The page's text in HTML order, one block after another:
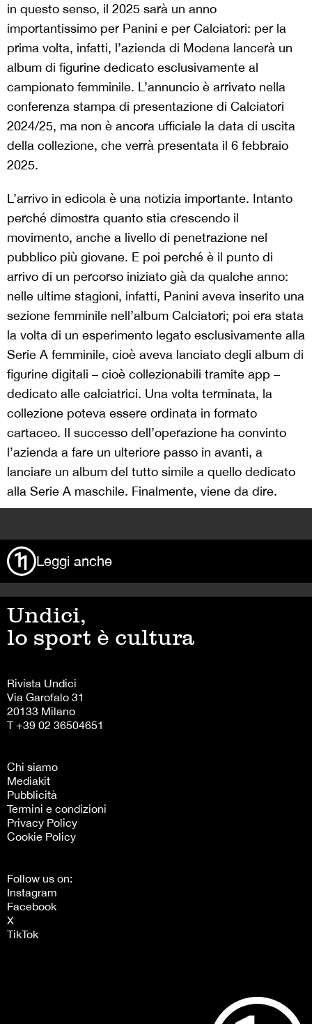
in questo senso, il 2025 sarà un anno
importantissimo per Panini e per Calciatori: per la
prima volta, infatti, l’azienda di Modena lancerà un
album di figurine dedicato esclusivamente al
campionato femminile. L’annuncio è arrivato nella
conferenza stampa di presentazione di Calciatori
2024/25, ma non è ancora ufficiale la data di uscita
della collezione, che verrà presentata il 6 febbraio
2025.
L’arrivo in edicola è una notizia importante. Intanto
perché dimostra quanto stia crescendo il
movimento, anche a livello di penetrazione nel
pubblico più giovane. E poi perché è il punto di
arrivo di un percorso iniziato già da qualche anno:
nelle ultime stagioni, infatti, Panini aveva inserito una
sezione femminile nell’album Calciatori; poi era stata
la volta di un esperimento legato esclusivamente alla
Serie A femminile, cioè aveva lanciato degli album di
figurine digitali – cioè collezionabili tramite app –
dedicato alle calciatrici. Una volta terminata, la
collezione poteva essere ordinata in formato
cartaceo. Il successo dell’operazione ha convinto
l’azienda a fare un ulteriore passo in avanti, a
lanciare un album del tutto simile a quello dedicato
alla Serie A maschile. Finalmente, viene da dire.
Leggi anche
Undici,
lo sport è cultura
Rivista Undici
Via Garofalo 31
20133 Milano
T +39 02 36504651
Chi siamo
Mediakit
Pubblicità
Termini e condizioni
Privacy Policy
Cookie Policy
Follow us on:
Instagram
Facebook
X
TikTok